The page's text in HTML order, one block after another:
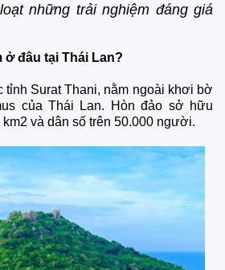
những trải nghiệm đáng giá
ở đâu tại Thái Lan?
tỉnh Surat Thani, nằm ngoài khơi bờ
của Thái Lan. Hòn đảo sở hữu
và dân số trên 50.000 người.